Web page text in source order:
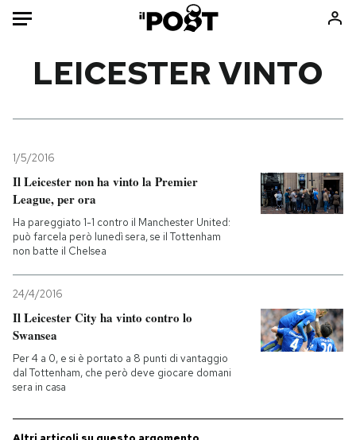
Mondo
Politica
Tecnologia
Internet
Scienza
Economia
Sport
Consumismi
Ok Boomer!
Mondiali calcio 2026
PODCAST
LEICESTER VINTO
1/5/2016
Il Leicester non ha vinto la Premier
League, per ora
Ha pareggiato 1-1 contro il Manchester United:
può farcela però lunedì sera, se il Tottenham
non batte il Chelsea
24/4/2016
Il Leicester City ha vinto contro lo
Swansea
Per 4 a 0, e si è portato a 8 punti di vantaggio
dal Tottenham, che però deve giocare domani
sera in casa